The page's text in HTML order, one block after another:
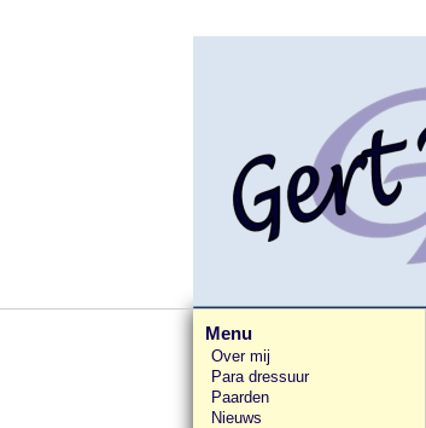
Menu
Over mij
Para dressuur
Paarden
Nieuws